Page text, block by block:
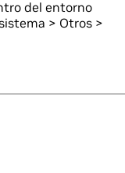
del entorno
> Otros >